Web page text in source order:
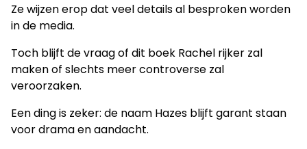
Ze wijzen erop dat veel details al besproken worden
in de media.
Toch blijft de vraag of dit boek Rachel rijker zal
maken of slechts meer controverse zal
veroorzaken.
Een ding is zeker: de naam Hazes blijft garant staan
voor drama en aandacht.